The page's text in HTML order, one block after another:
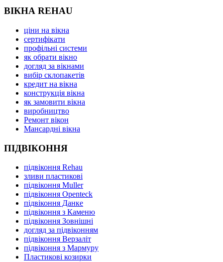
ВІКНА REHAU
ціни на вікна
сертифікати
профільні системи
як обрати вікно
догляд за вікнами
вибір склопакетів
кредит на вікна
конструкція вікна
як замовити вікна
виробництво
Ремонт вікон
Мансардні вікна
ПІДВІКОННЯ
підвіконня Rehau
зливи пластикові
підвіконня Muller
підвіконня Openteck
підвіконня Данке
підвіконня з Каменю
підвіконня Зовнішні
догляд за підвіконням
підвіконня Верзаліт
підвіконня з Мармуру
Пластикові козирки